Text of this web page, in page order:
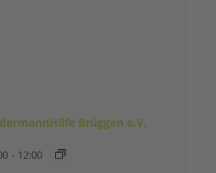
Brüggen e.V.
- 12:00